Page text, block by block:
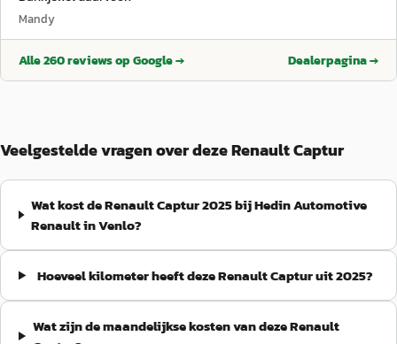
kostenplaatje.
Mandy
Alle260reviews op Google → Dealerpagina →
Veelgestelde vragen over deze Renault Captur
Wat kost de Renault Captur 2025 bij Hedin Automotive
Renault in Venlo?
Hoeveel kilometer heeft deze Renault Captur uit 2025?
Wat zijn de maandelijkse kosten van deze Renault